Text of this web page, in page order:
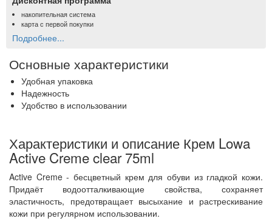
накопительная система
карта с первой покупки
Подробнее...
Основные характеристики
Удобная упаковка
Надежность
Удобство в использовании
Характеристики и описание Крем Lowa
Active Creme clear 75ml
Active Creme - бесцветный крем для обуви из гладкой кожи.
Придаёт водоотталкивающие свойства, сохраняет
эластичность, предотвращает высыхание и растрескивание
кожи при регулярном использовании.